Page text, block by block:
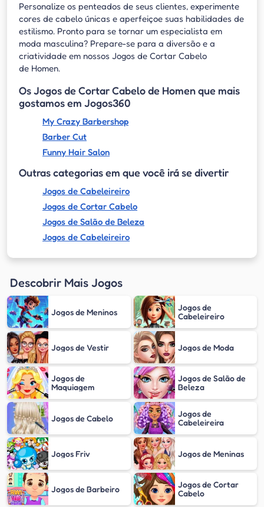
Personalize os penteados de seus clientes, experimente
cores de cabelo únicas e aperfeiçoe suas habilidades de
estilismo. Pronto para se tornar um especialista em
moda masculina? Prepare-se para a diversão e a
criatividade em nossos Jogos de Cortar Cabelo
de Homen.
Os Jogos de Cortar Cabelo de Homen que mais
gostamos em Jogos360
My Crazy Barbershop
Barber Cut
Funny Hair Salon
Outras categorias em que você irá se divertir
Jogos de Cabeleireiro
Jogos de Cortar Cabelo
Jogos de Salão de Beleza
Jogos de Cabeleireiro
Descobrir Mais Jogos
Jogos de Meninos
Jogos de
Cabeleireiro
Jogos de Vestir Jogos de Moda
Jogos de
Maquiagem
Jogos de Salão de
Beleza
Jogos de Cabelo
Jogos de
Cabeleireira
Jogos Friv Jogos de Meninas
Jogos de Barbeiro
Jogos de Cortar
Cabelo